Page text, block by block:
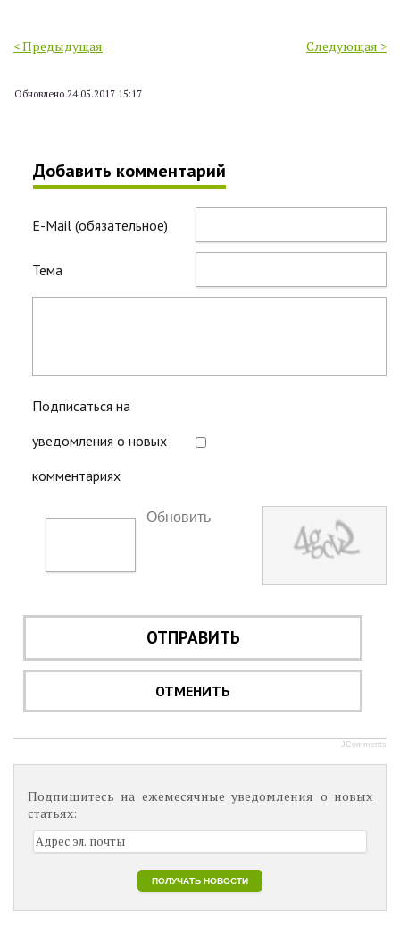
< Предыдущая Следующая >
Обновлено 24.05.2017 15:17
Добавить комментарий
E-Mail (обязательное)
Тема
Подписаться на
уведомления о новых
комментариях
Обновить
ОТПРАВИТЬ
ОТМЕНИТЬ
JComments
Подпишитесь на ежемесячные уведомления о новых
статьях: